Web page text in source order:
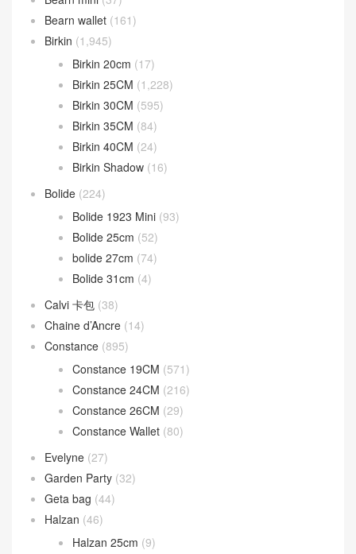
Bearn wallet (161)
Birkin (1,945)
Birkin 20cm (17)
Birkin 25CM (1,228)
Birkin 30CM (595)
Birkin 35CM (84)
Birkin 40CM (24)
Birkin Shadow (16)
Bolide (224)
Bolide 1923 Mini (93)
Bolide 25cm (52)
bolide 27cm (74)
Bolide 31cm (4)
Calvi 卡包 (38)
Chaine d’Ancre (14)
Constance (895)
Constance 19CM (571)
Constance 24CM (216)
Constance 26CM (29)
Constance Wallet (80)
Evelyne (27)
Garden Party (32)
Geta bag (44)
Halzan (46)
Halzan 25cm (9)